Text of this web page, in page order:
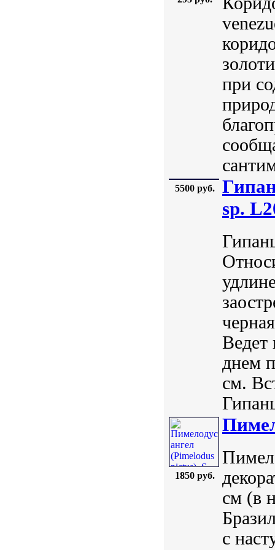
при
5500 руб.
sp.
Ведет
днем
см.
1850 руб.
см (в
с